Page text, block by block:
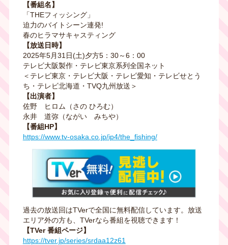
【番組名】
「THEフィッシング」
迫力のバイトシーン連発!
春のヒラマサキャスティング
【放送日時】
2025年5月31日(土)夕方5：30～6：00
テレビ大阪製作・テレビ東京系列全国ネット
＜テレビ東京・テレビ大阪・テレビ愛知・テレビせとう
ち・テレビ北海道・TVQ九州放送＞
【出演者】
佐野 ヒロム（さの ひろむ）
永井 道弥（ながい みちや）
【番組HP】
https://www.tv-osaka.co.jp/ip4/the_fishing/
過去の放送回はTVerで全国に無料配信しています。放送
エリア外の方も、TVerなら番組を視聴できます！
【TVer 番組ページ】
https://tver.jp/series/srdaa12z61